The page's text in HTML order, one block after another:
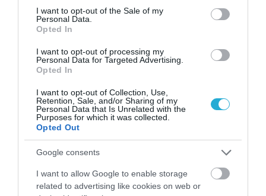
consent section.
I want to opt-out of the Sale of my
Personal Data.
Opted In
I want to opt-out of processing my
Personal Data for Targeted Advertising.
Opted In
I want to opt-out of Collection, Use,
Retention, Sale, and/or Sharing of my
Personal Data that Is Unrelated with the
Purposes for which it was collected.
Opted Out
Google consents
I want to allow Google to enable storage
related to advertising like cookies on web or
31.07.2026 03:06
Ιατρικά μυστήρια που έμειναν ανεξήγητα